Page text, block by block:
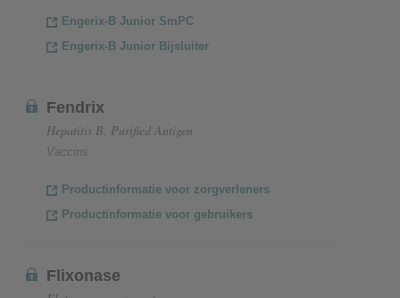
Engerix-B Junior SmPC
Engerix-B Junior Bijsluiter
Fendrix
Hepatitis B, Purified Antigen
Vaccins
Productinformatie voor zorgverleners
Productinformatie voor gebruikers
Flixonase